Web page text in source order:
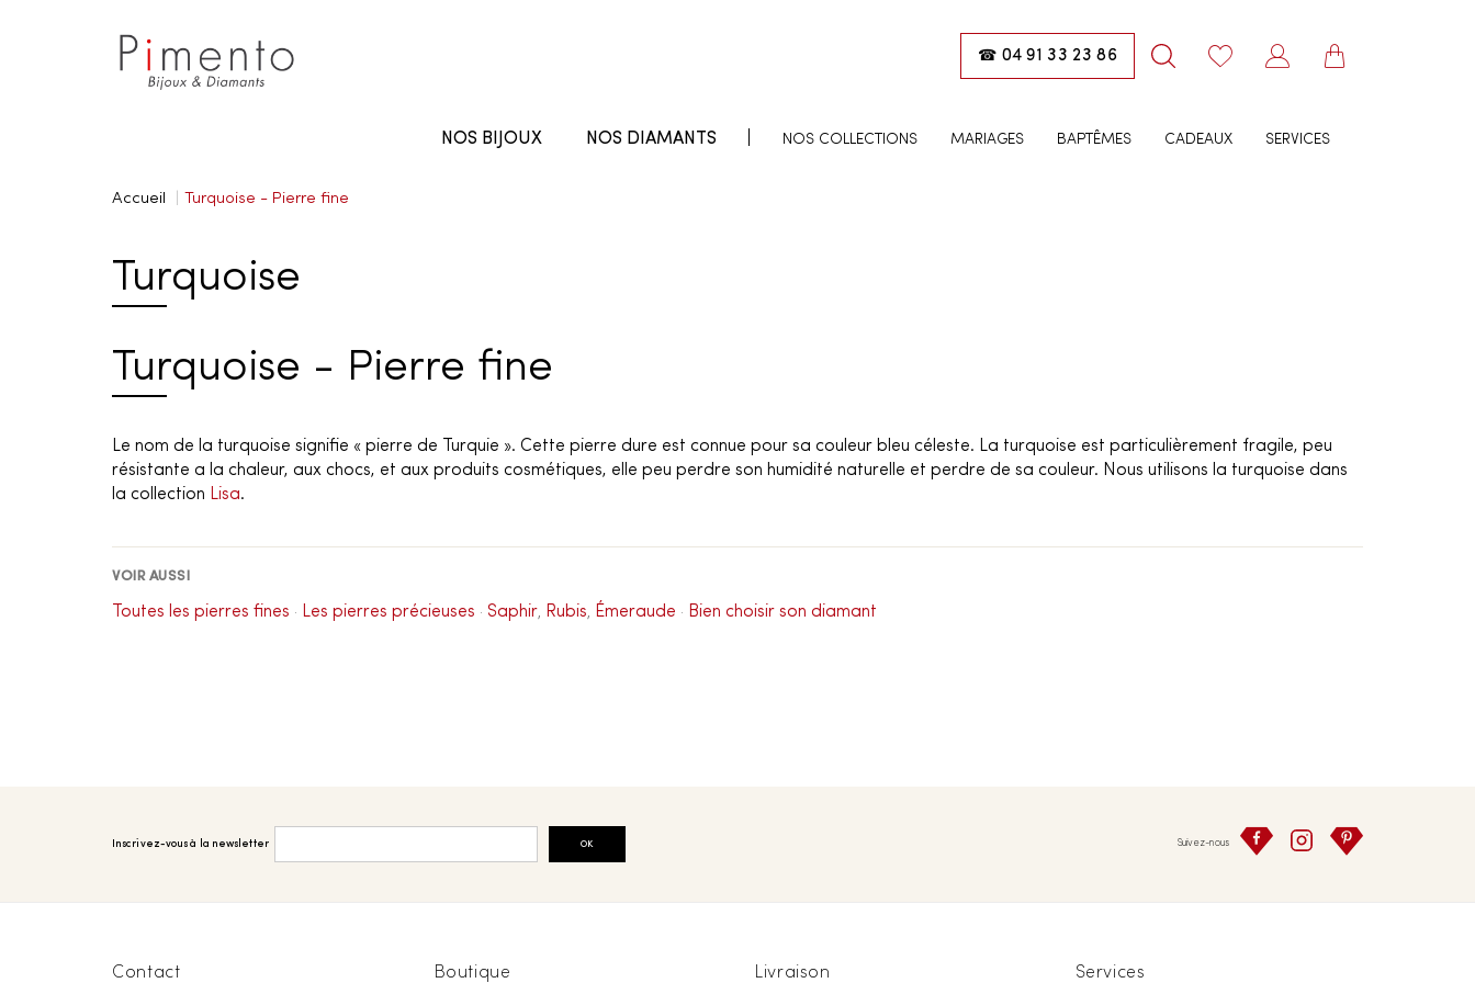
☎ 04 91 33 23 86
NOS BIJOUX NOS DIAMANTS NOS COLLECTIONS MARIAGES BAPTÊMES CADEAUX SERVICES
Accueil Turquoise - Pierre fine
Turquoise
Turquoise - Pierre fine
Le nom de la turquoise signifie « pierre de Turquie ». Cette pierre dure est connue pour sa couleur bleu céleste. La turquoise est particulièrement fragile, peu
résistante a la chaleur, aux chocs, et aux produits cosmétiques, elle peu perdre son humidité naturelle et perdre de sa couleur. Nous utilisons la turquoise dans
la collection Lisa.
VOIR AUSSI
Toutes les pierres fines · Les pierres précieuses · Saphir, Rubis, Émeraude · Bien choisir son diamant
Inscrivez-vous à la newsletter OK Suivez-nous
Contact Boutique Livraison Services